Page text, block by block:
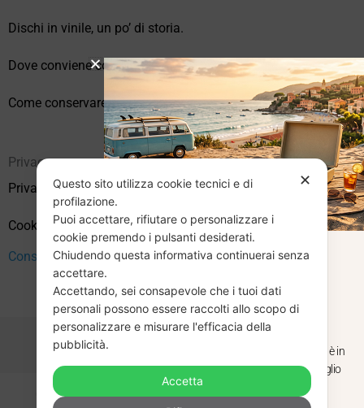
Dischi in vinile, un po’ di storia.
Dove conviene comprare vinili online?
Come conservare correttamente i vinili usati
Privacy
Privacy Policy
Cookie Policy (UE)
Consenso
Copyright © 2026 Vendita Vinili Usati | P.IVA 12240940960
✕
Questo sito utilizza cookie tecnici e di
profilazione.
Puoi accettare, rifiutare o personalizzare i
cookie premendo i pulsanti desiderati.
Chiudendo questa informativa continuerai senza
accettare.
Accettando, sei consapevole che i tuoi dati
personali possono essere raccolti allo scopo di
personalizzare e misurare l'efficacia della
pubblicità.
Accetta
CHIUSURA
ESTIVA
Dal 29 luglio al 31 agosto venditaviniliusati.it è in
pausa estiva. Gli ordini ricevuti entro il 29 luglio
saranno spediti regolarmente.